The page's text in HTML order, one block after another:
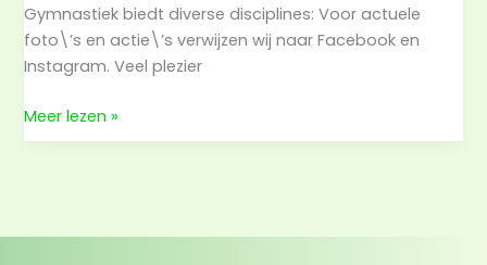
Gymnastiek biedt diverse disciplines: Voor actuele
foto\’s en actie\’s verwijzen wij naar Facebook en
Instagram. Veel plezier
Welkom!
Meer lezen »